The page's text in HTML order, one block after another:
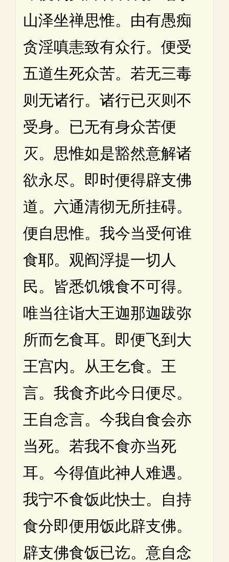
山泽坐禅思惟。由有愚痴
贪淫嗔恚致有众行。便受
五道生死众苦。若无三毒
则无诸行。诸行已灭则不
受身。已无有身众苦便
灭。思惟如是豁然意解诸
欲永尽。即时便得辟支佛
道。六通清彻无所挂碍。
便自思惟。我今当受何谁
食耶。观阎浮提一切人
民。皆悉饥饿食不可得。
唯当往诣大王迦那迦跋弥
所而乞食耳。即便飞到大
王宫内。从王乞食。王
言。我食齐此今日便尽。
王自念言。今我自食会亦
当死。若我不食亦当死
耳。今得值此神人难遇。
我宁不食饭此快士。自持
食分即便用饭此辟支佛。
辟支佛食饭已讫。意自念